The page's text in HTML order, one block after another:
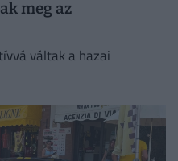
meg az
váltak a hazai